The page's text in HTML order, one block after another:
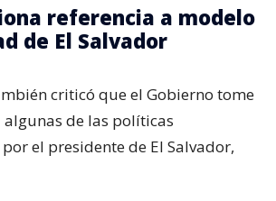
referencia a modelo
de El Salvador
criticó que el Gobierno tome
de las políticas
el presidente de El Salvador,